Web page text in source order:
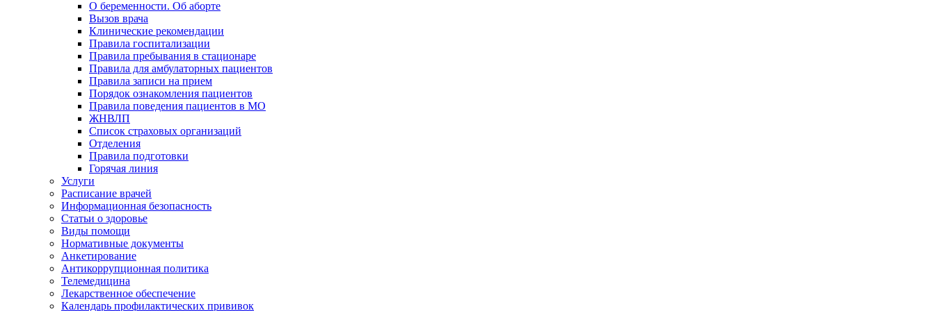
О беременности. Об аборте
Вызов врача
Клинические рекомендации
Правила госпитализации
Правила пребывания в стационаре
Правила для амбулаторных пациентов
Правила записи на прием
Порядок ознакомления пациентов
Правила поведения пациентов в МО
ЖНВЛП
Список страховых организаций
Отделения
Правила подготовки
Горячая линия
Услуги
Расписание врачей
Информационная безопасность
Статьи о здоровье
Виды помощи
Нормативные документы
Анкетирование
Антикоррупционная политика
Телемедицина
Лекарственное обеспечение
Календарь профилактических прививок